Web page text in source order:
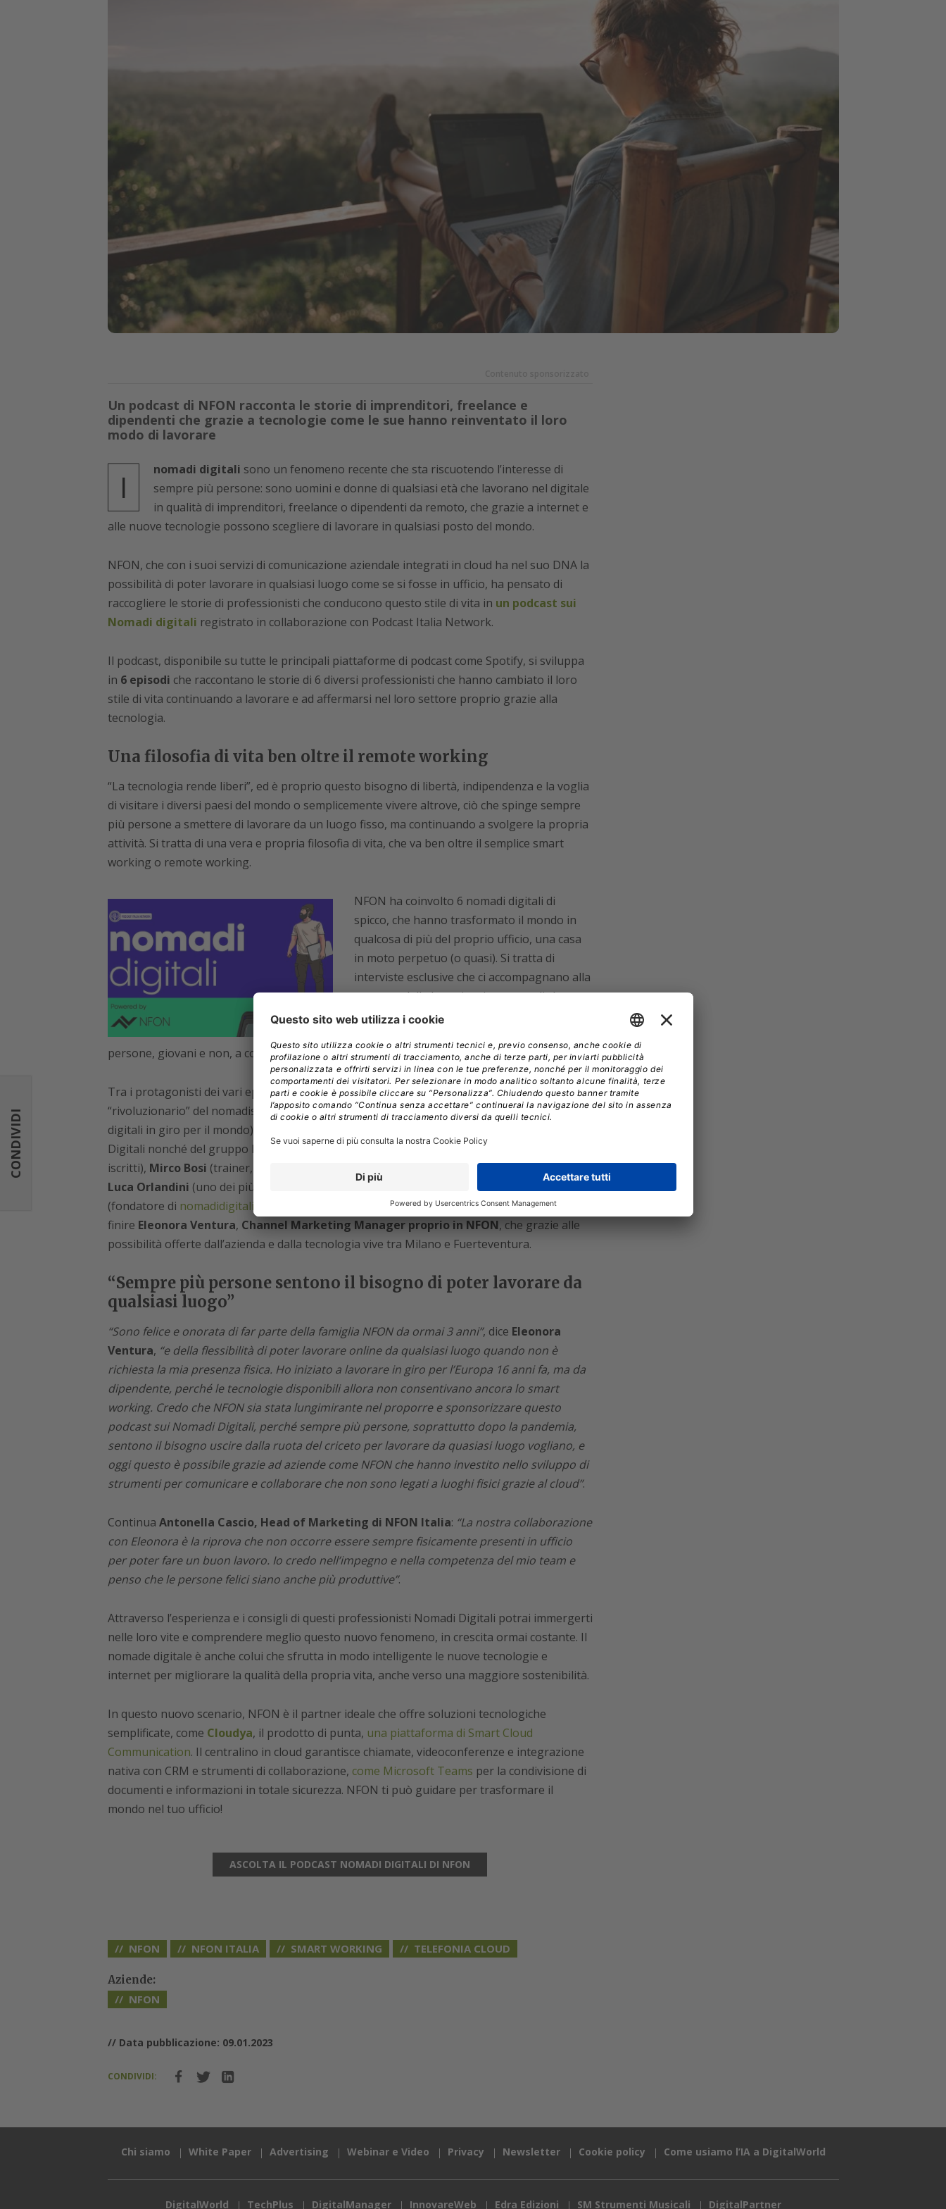
Un podcast di NFON racconta le storie di imprenditori, freelance e
dipendenti che grazie a tecnologie come le sue hanno reinventato il loro
modo di lavorare
I nomadi digitali sono un fenomeno recente che sta riscuotendo l’interesse di
sempre più persone: sono uomini e donne di qualsiasi età che lavorano nel digitale
in qualità di imprenditori, freelance o dipendenti da remoto, che grazie a internet e
alle nuove tecnologie possono scegliere di lavorare in qualsiasi posto del mondo.
NFON, che con i suoi servizi di comunicazione aziendale integrati in cloud ha nel suo DNA la
possibilità di poter lavorare in qualsiasi luogo come se si fosse in ufficio, ha pensato di
raccogliere le storie di professionisti che conducono questo stile di vita in un podcast sui
Nomadi digitali registrato in collaborazione con Podcast Italia Network.
Il podcast, disponibile su tutte le principali piattaforme di podcast come Spotify, si sviluppa
in 6 episodi che raccontano le storie di 6 diversi professionisti che hanno cambiato il loro
stile di vita continuando a lavorare e ad affermarsi nel loro settore proprio grazie alla
tecnologia.
Una filosofia di vita ben oltre il remote working
“La tecnologia rende liberi”, ed è proprio questo bisogno di libertà, indipendenza e la voglia
di visitare i diversi paesi del mondo o semplicemente vivere altrove, ciò che spinge sempre
più persone a smettere di lavorare da un luogo fisso, ma continuando a svolgere la propria
attività. Si tratta di una vera e propria filosofia di vita, che va ben oltre il semplice smart
working o remote working.
NFON ha coinvolto 6 nomadi digitali di
spicco, che hanno trasformato il mondo in
qualcosa di più del proprio ufficio, una casa
in moto perpetuo (o quasi). Si tratta di
interviste esclusive che ci accompagnano alla
scoperta delle loro vite sia personali che
professionali, con aneddoti e spunti che
persone, giovani e non, a compiere la stessa loro scelta.
Tra i protagonisti dei vari episodi troviamo:Patrizio Ambrosetti(imprenditore e
“rivoluzionario” del nomadismo digitale che sta aiutando a costruire servizi per i nomadi
digitali in giro per il mondo),
Digitali nonché del gruppo Facebook “Nomadi Digitali Italiani” che conta oggi quasi 14.000
iscritti), Mirco Bosi (trainer, coach e counselor certificato esperto di sviluppo di soft skills),
Luca Orlandini (uno dei più grandi esperti di landing page italiani),
Alberto Mattei
(fondatore di nomadidigitali.it
e Presidente dell’Associazione Italiana Nomadi Digitali) e per
finire Eleonora Ventura, Channel Marketing Manager proprio in NFON, che grazie alle
possibilità offerte dall’azienda e dalla tecnologia vive tra Milano e Fuerteventura.
“Sempre più persone sentono il bisogno di poter lavorare da
qualsiasi luogo”
“Sono felice e onorata di far parte della famiglia NFON da ormai 3 anni”, dice Eleonora
Ventura, “e della flessibilità di poter lavorare online da qualsiasi luogo quando non è
richiesta la mia presenza fisica. Ho iniziato a lavorare in giro per l’Europa 16 anni fa, ma da
dipendente, perché le tecnologie disponibili allora non consentivano ancora lo smart
working. Credo che NFON sia stata lungimirante nel proporre e sponsorizzare questo
podcast sui Nomadi Digitali, perché sempre più persone, soprattutto dopo la pandemia,
sentono il bisogno uscire dalla ruota del criceto per lavorare da quasiasi luogo vogliano, e
oggi questo è possibile grazie ad aziende come NFON che hanno investito nello sviluppo di
strumenti per comunicare e collaborare che non sono legati a luoghi fisici grazie al cloud”.
Continua Antonella Cascio, Head of Marketing di NFON Italia: “La nostra collaborazione
con Eleonora è la riprova che non occorre essere sempre fisicamente presenti in ufficio
per poter fare un buon lavoro. Io credo nell’impegno e nella competenza del mio team e
penso che le persone felici siano anche più produttive”.
Attraverso l’esperienza e i consigli di questi professionisti Nomadi Digitali potrai immergerti
nelle loro vite e comprendere meglio questo nuovo fenomeno, in crescita ormai costante. Il
nomade digitale è anche colui che sfrutta in modo intelligente le nuove tecnologie e
internet per migliorare la qualità della propria vita, anche verso una maggiore sostenibilità.
In questo nuovo scenario, NFON è il partner ideale che offre soluzioni tecnologiche
semplificate, come Cloudya, il prodotto di punta, una piattaforma di Smart Cloud
Communication. Il centralino in cloud garantisce chiamate, videoconferenze e integrazione
nativa con CRM e strumenti di collaborazione, come Microsoft Teams per la condivisione di
documenti e informazioni in totale sicurezza. NFON ti può guidare per trasformare il
mondo nel tuo ufficio!
ASCOLTA IL PODCAST NOMADI DIGITALI DI NFON
NFON NFON ITALIA SMART WORKING TELEFONIA CLOUD
Aziende:
NFON
// Data pubblicazione: 09.01.2023
CONDIVIDI
CONDIVIDI:
Chi siamo White Paper Advertising Webinar e Video Privacy Newsletter Cookie policy Come usiamo l’IA a DigitalWorld
DigitalWorld TechPlus DigitalManager InnovareWeb Edra Edizioni SM Strumenti Musicali DigitalPartner